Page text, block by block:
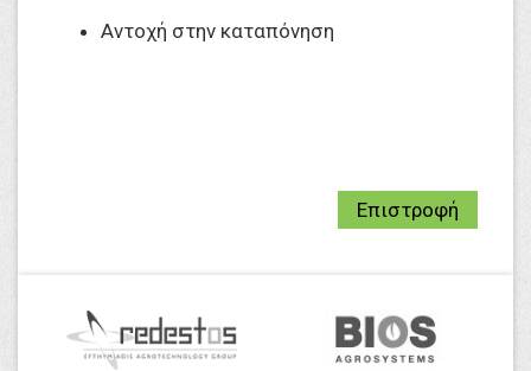
Αντοχή στην καταπόνηση
Επιστροφή